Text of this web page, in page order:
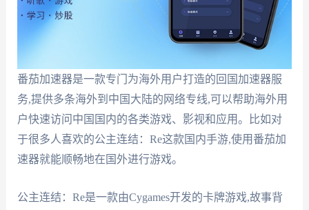
番茄加速器是一款专门为海外用户打造的回国加速器服
务,提供多条海外到中国大陆的网络专线,可以帮助海外用
户快速访问中国国内的各类游戏、影视和应用。比如对
于很多人喜欢的公主连结：Re这款国内手游,使用番茄加
速器就能顺畅地在国外进行游戏。
公主连结：Re是一款由Cygames开发的卡牌游戏,故事背